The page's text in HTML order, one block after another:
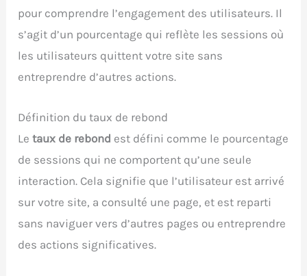
pour comprendre l’engagement des utilisateurs. Il
s’agit d’un pourcentage qui reflète les sessions où
les utilisateurs quittent votre site sans
entreprendre d’autres actions.
Définition du taux de rebond
Letaux de rebond est défini comme le pourcentage
de sessions qui ne comportent qu’une seule
interaction. Cela signifie que l’utilisateur est arrivé
sur votre site, a consulté une page, et est reparti
sans naviguer vers d’autres pages ou entreprendre
des actions significatives.